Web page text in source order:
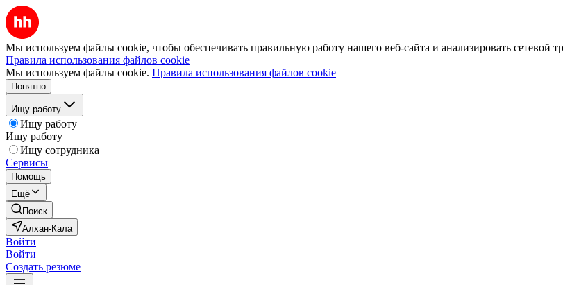
Мы используем файлы cookie, чтобы обеспечивать правильную работу нашего веб-сайта и анализировать сетевой
Правила использования файлов cookie
Мы используем файлы cookie. Правила использования файлов cookie
Понятно
Ищу работу
Ищу работу
Ищу работу
Ищу сотрудника
Сервисы
Помощь
Ещё
Поиск
Алхан-Кала
Войти
Войти
Создать резюме